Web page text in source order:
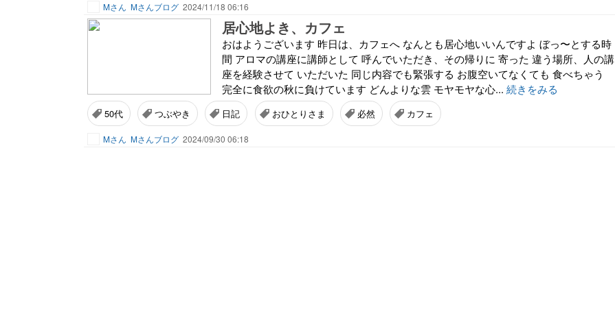
Mさん Mさんブログ 2024/11/18 06:16
居心地よき、カフェ
おはようございます 昨日は、カフェへ なんとも居心地いいんですよ ぼっ〜とする時
間 アロマの講座に講師として 呼んでいただき、その帰りに 寄った 違う場所、人の講
座を経験させて いただいた 同じ内容でも緊張する お腹空いてなくても 食べちゃう
完全に食欲の秋に負けています どんよりな雲 モヤモヤな心... 続きをみる
50代 つぶやき 日記 おひとりさま 必然 カフェ
Mさん Mさんブログ 2024/09/30 06:18